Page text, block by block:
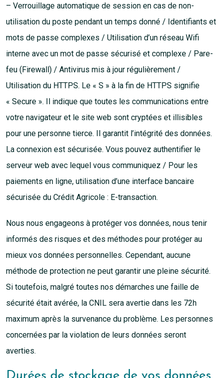
– Verrouillage automatique de session en cas de non-
utilisation du poste pendant un temps donné / Identifiants et
mots de passe complexes / Utilisation d’un réseau Wifi
interne avec un mot de passe sécurisé et complexe / Pare-
feu (Firewall) / Antivirus mis à jour régulièrement /
Utilisation du HTTPS. Le « S » à la fin de HTTPS signifie
« Secure ». Il indique que toutes les communications entre
votre navigateur et le site web sont cryptées et illisibles
pour une personne tierce. Il garantit l’intégrité des données.
La connexion est sécurisée. Vous pouvez authentifier le
serveur web avec lequel vous communiquez / Pour les
paiements en ligne, utilisation d’une interface bancaire
sécurisée du Crédit Agricole : E-transaction.
Nous nous engageons à protéger vos données, nous tenir
informés des risques et des méthodes pour protéger au
mieux vos données personnelles. Cependant, aucune
méthode de protection ne peut garantir une pleine sécurité.
Si toutefois, malgré toutes nos démarches une faille de
sécurité était avérée, la CNIL sera avertie dans les 72h
maximum après la survenance du problème. Les personnes
concernées par la violation de leurs données seront
averties.